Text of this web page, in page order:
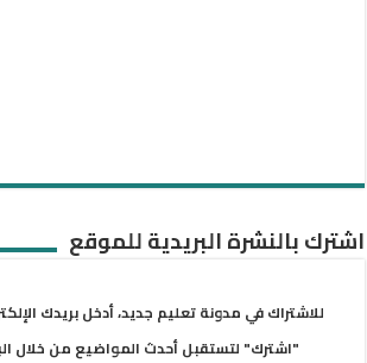
اشترك بالنشرة البريدية للموقع
للاشتراك في مدونة تعليم جديد، أدخل بريدك
"اشترك" لتستقبل أحدث المواضيع من خلال